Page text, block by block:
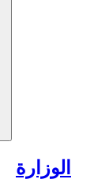
الوزارة